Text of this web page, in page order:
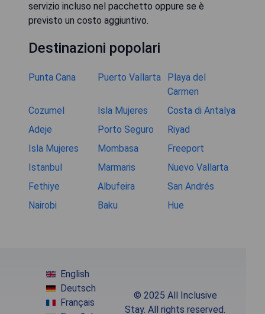
servizio incluso nel pacchetto oppure se è
previsto un costo aggiuntivo.
Destinazioni popolari
Punta Cana Puerto Vallarta
Playa del
Carmen
Cozumel
Isla Mujeres
Costa di Antalya
Adeje
Porto Seguro
Riyad
Isla Mujeres
Mombasa
Freeport
Istanbul
Marmaris
Nuevo Vallarta
Fethiye
Albufeira
San Andrés
Nairobi
Baku Hue
English
Deutsch
Français
© 2025 All Inclusive
Stay. All rights reserved.